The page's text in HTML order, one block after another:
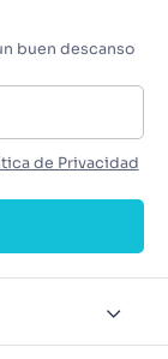
buen descanso
de Privacidad